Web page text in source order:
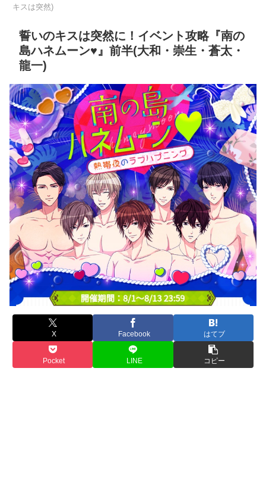
キスは突然)
誓いのキスは突然に！イベント攻略『南の
島ハネムーン♥』前半(大和・崇生・蒼太・
龍一)
X Facebook はてブ
Pocket LINE コピー